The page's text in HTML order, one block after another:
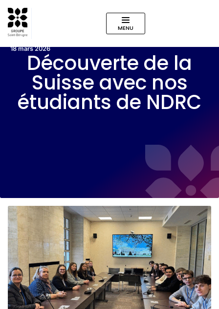
MENU
18 mars 2026
Découverte de la
Suisse avec nos
étudiants de NDRC